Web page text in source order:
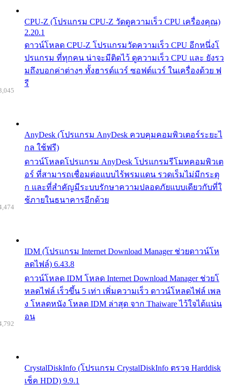
CPU-Z (โปรแกรม CPU-Z วัดดูความเร็ว CPU เครื่องคุณ)
2.20.1
ดาวน์โหลด CPU-Z โปรแกรมวัดความเร็ว CPU อีกหนึ่งโ
ปรแกรม ที่ทุกคน น่าจะมีติดไว้ ดูความเร็ว CPU และ ยังรว
มถึงบอกค่าต่างๆ ทั้งฮารด์แวร์ ซอฟต์แวร์ ในเครื่องด้วย ฟ
รี
AnyDesk (โปรแกรม AnyDesk ควบคุมคอมพิวเตอร์ระยะไ
กล ใช้ฟรี)
ดาวน์โหลดโปรแกรม AnyDesk โปรแกรมรีโมทคอมพิวเต
อร์ ที่สามารถเชื่อมต่อแบบไร้พรมแดน รวดเร็มไม่มีกระตุ
ก และที่สำคัญมีระบบรักษาความปลอดภัยแบบเดียวกับที่ใ
ช้ภายในธนาคารอีกด้วย
IDM (โปรแกรม Internet Download Manager ช่วยดาวน์โห
ลดไฟล์) 6.43.8
ดาวน์โหลด IDM โหลด Internet Download Manager ช่วยโ
หลดไฟล์ เร็วขึ้น 5 เท่า เพิ่มความเร็ว ดาวน์โหลดไฟล์ เพล
ง โหลดหนัง โหลด IDM ล่าสุด จาก Thaiware ไว้ใจได้แน่น
อน
CrystalDiskInfo (โปรแกรม CrystalDiskInfo ตรวจ Harddisk
เช็ค HDD) 9.9.1